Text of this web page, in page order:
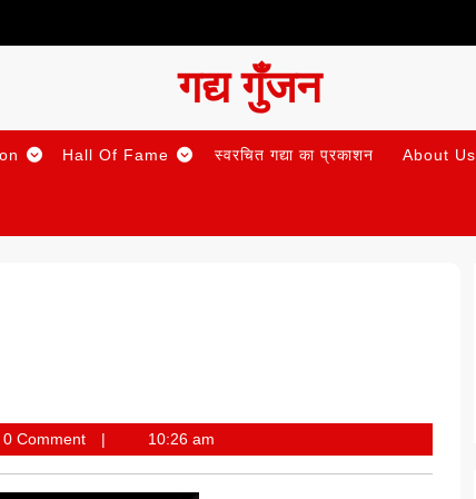
गद्य गुँजन
Hall Of Fame स्वरचित गद्या का प्रकाशन About Us
0 Comment 10:26 am